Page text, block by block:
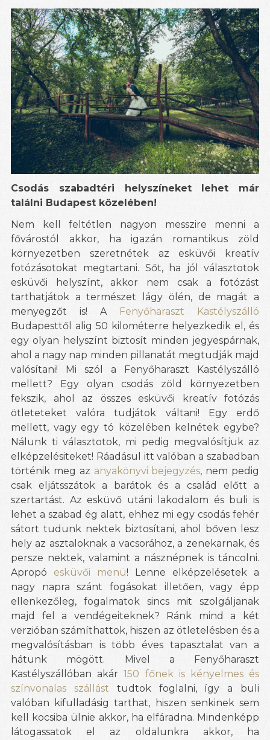
Csodás szabadtéri helyszíneket lehet már
találni Budapest közelében!
Nem kell feltétlen nagyon messzire menni a
fővárostól akkor, ha igazán romantikus zöld
környezetben szeretnétek az esküvői kreatív
fotózásotokat megtartani. Sőt, ha jól választotok
esküvői helyszínt, akkor nem csak a fotózást
tarthatjátok a természet lágy ölén, de magát a
menyegzőt is! A
Fenyőharaszt Kastélyszálló
Budapesttől alig 50 kilométerre helyezkedik el, és
egy olyan helyszínt biztosít minden jegyespárnak,
ahol a nagy nap minden pillanatát megtudják majd
valósítani! Mi szól a Fenyőharaszt Kastélyszálló
mellett? Egy olyan csodás zöld környezetben
fekszik, ahol az összes esküvői kreatív fotózás
ötleteteket valóra tudjátok váltani! Egy erdő
mellett, vagy egy tó közelében kelnétek egybe?
Nálunk ti választotok, mi pedig megvalósítjuk az
elképzelésiteket! Ráadásul itt valóban a szabadban
történik meg az anyakönyvi bejegyzés, nem pedig
csak eljátsszátok a barátok és a család előtt a
szertartást. Az esküvő utáni lakodalom és buli is
lehet a szabad ég alatt, ehhez mi egy csodás fehér
sátort tudunk nektek biztosítani, ahol bőven lesz
hely az asztaloknak a vacsorához, a zenekarnak, és
persze nektek, valamint a násznépnek is táncolni.
Apropó
esküvői menü! Lenne elképzelésetek a
nagy napra szánt fogásokat illetően, vagy épp
ellenkezőleg, fogalmatok sincs mit szolgáljanak
majd fel a vendégeiteknek? Ránk mind a két
verzióban számíthattok, hiszen az ötletelésben és a
megvalósításban is több éves tapasztalat van a
hátunk mögött. Mivel a Fenyőharaszt
Kastélyszállóban akár 150 főnek is kényelmes és
színvonalas szállást
tudtok foglalni, így a buli
valóban kifulladásig tarthat, hiszen senkinek sem
kell kocsiba ülnie akkor, ha elfáradna. Mindenképp
látogassatok el az oldalunkra akkor, ha